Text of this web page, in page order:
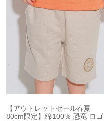
【アウトレットセール春夏
80cm限定】綿100％ 恐竜 ロゴ